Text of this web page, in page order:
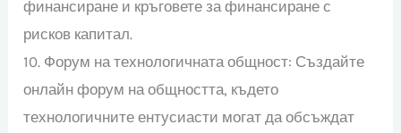
финансиране и кръговете за финансиране с
рисков капитал.
10. Форум на технологичната общност: Създайте
онлайн форум на общността, където
технологичните ентусиасти могат да обсъждат